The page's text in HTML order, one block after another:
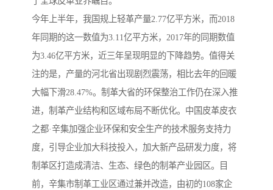
今年上半年，我国规上轻革产量2.77亿平方米，而2018
年同期的这一数值为3.11亿平方米，2017年的同期数值
为3.46亿平方米，近三年呈现明显的下降趋势。值得关
注的是，产量的河北省出现剧烈震荡，相比去年的回暖
大幅下滑28.47%。制革大省的环保整治工作仍在深入推
进，制革产业结构和区域布局不断优化。中国皮革皮衣
之都·辛集加强企业环保和安全生产的技术服务支持力
度，引导企业加大科技投入，加大新产品研发力度，将
制革区打造成清洁、生态、绿色的制革产业园区。目
前，辛集市制革工业区通过兼并改造，由初的108家企